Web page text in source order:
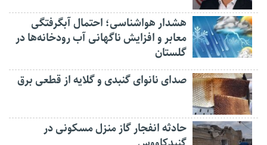
هشدار هواشناسی؛ احتمال آبگرفتگی
معابر و افزایش ناگهانی آب رودخانه‌ها در
گلستان
صدای نانوای گنبدی و گلایه از قطعی برق
حادثه انفجار گاز منزل مسکونی در